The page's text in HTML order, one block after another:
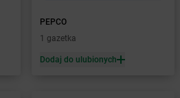
PEPCO
1 gazetka
Dodaj do ulubionych